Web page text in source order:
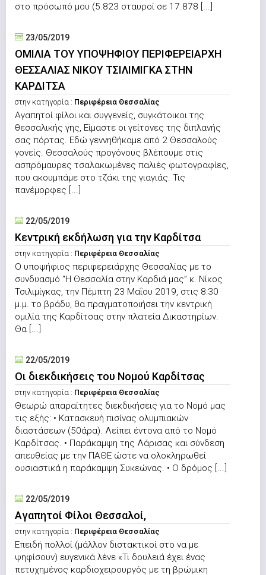
στο πρόσωπό μου (5.823 σταυροί σε 17.878 [...]
23/05/2019
ΟΜΙΛΙΑ ΤΟΥ ΥΠΟΨΗΦΙΟΥ ΠΕΡΙΦΕΡΕΙΑΡΧΗ
ΘΕΣΣΑΛΙΑΣ ΝΙΚΟΥ ΤΣΙΛΙΜΙΓΚΑ ΣΤΗΝ
ΚΑΡΔΙΤΣΑ
στην κατηγορία : Περιφέρεια Θεσσαλίας
Αγαπητοί φίλοι και συγγενείς, συγκάτοικοι της
θεσσαλικής γης, Είμαστε οι γείτονες της διπλανής
σας πόρτας. Εδώ γεννηθήκαμε από 2 Θεσσαλούς
γονείς. Θεσσαλούς προγόνους βλέπουμε στις
ασπρόμαυρες τσαλακωμένες παλιές φωτογραφίες,
που ακουμπάμε στο τζάκι της γιαγιάς. Τις
πανέμορφες [...]
22/05/2019
Κεντρική εκδήλωση για την Καρδίτσα
στην κατηγορία : Περιφέρεια Θεσσαλίας
Ο υποψήφιος περιφερειάρχης Θεσσαλίας με το
συνδυασμό “Η Θεσσαλία στην Καρδιά μας” κ. Νίκος
Τσιλιμίγκας, την Πέμπτη 23 Μαΐου 2019, στις 8:30
μ.μ. το βράδυ, θα πραγματοποιήσει την κεντρική
ομιλία της Καρδίτσας στην πλατεία Δικαστηρίων.
Θα [...]
22/05/2019
Οι διεκδικήσεις του Νομού Καρδίτσας
στην κατηγορία : Περιφέρεια Θεσσαλίας
Θεωρώ απαραίτητες διεκδικήσεις για το Νομό μας
τις εξής: • Κατασκευή πισίνας ολυμπιακών
διαστάσεων (50άρα). Λείπει έντονα από το Νομό
Καρδίτσας. • Παράκαμψη της Λάρισας και σύνδεση
απευθείας με την ΠΑΘΕ ώστε να ολοκληρωθεί
ουσιαστικά η παράκαμψη Συκεώνας. • Ο δρόμος [...]
22/05/2019
Αγαπητοί Φίλοι Θεσσαλοί,
στην κατηγορία : Περιφέρεια Θεσσαλίας
Επειδή πολλοί (μάλλον διστακτικοί στο να με
ψηφίσουν) ευγενικά λένε «Τι δουλειά έχει ένας
πετυχημένος καρδιοχειρουργός με τη βρώμικη